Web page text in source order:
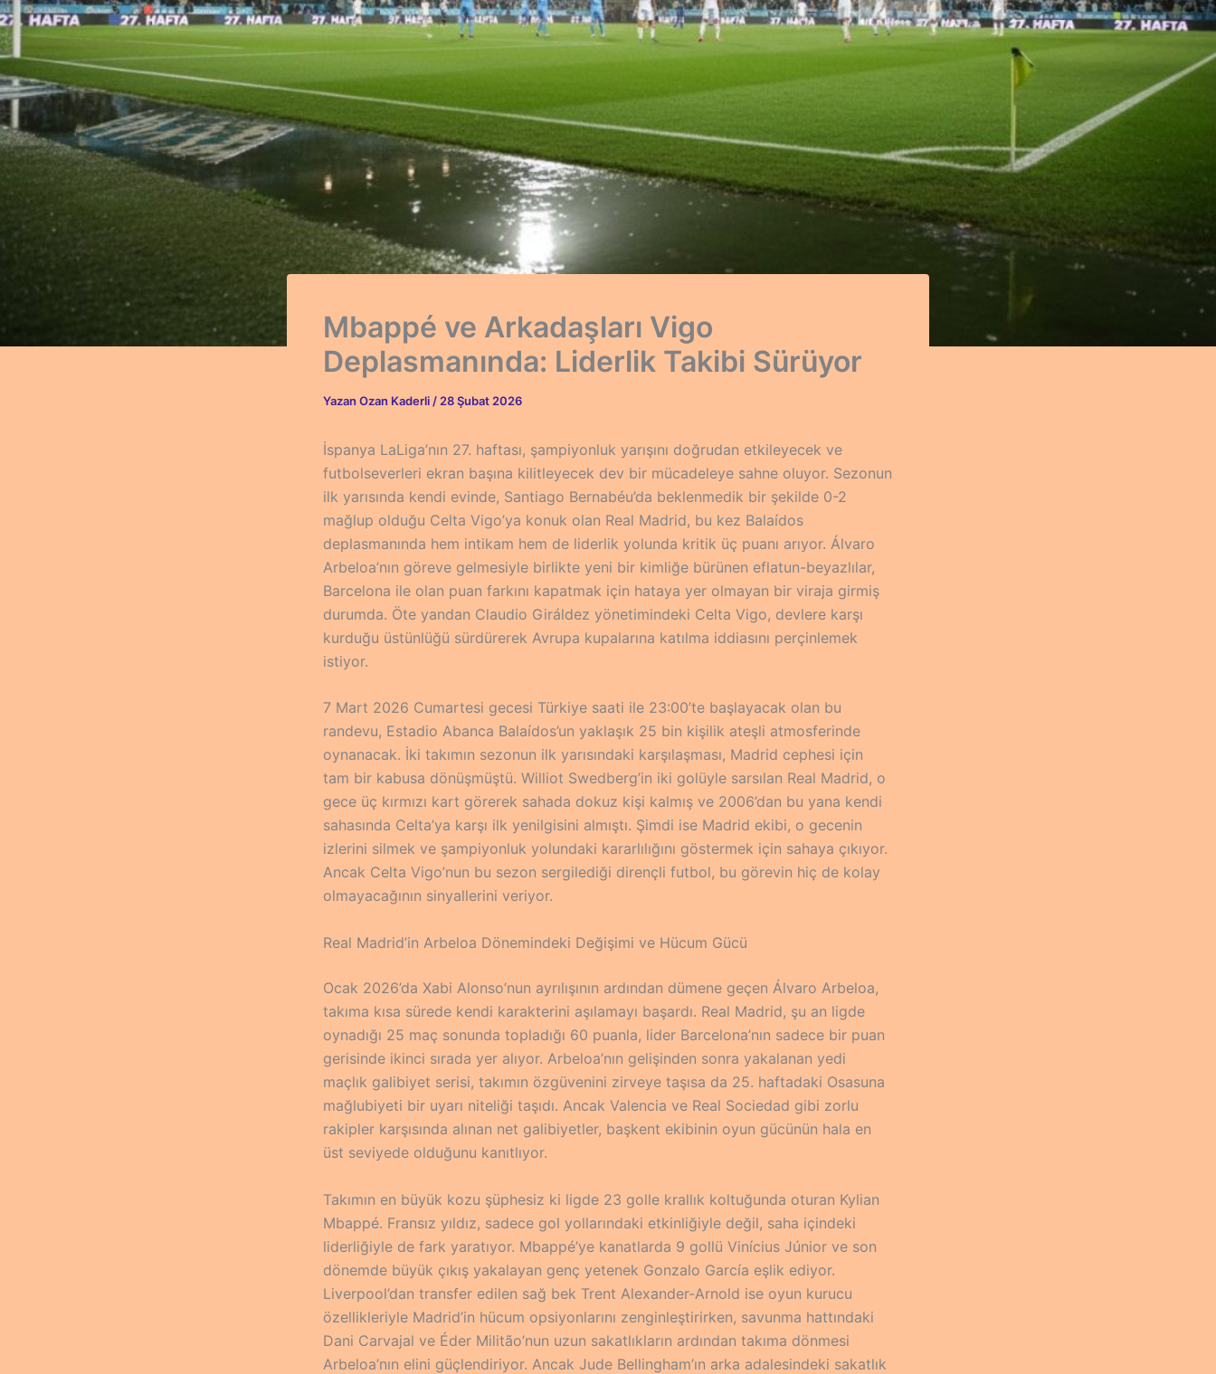
Mbappé ve Arkadaşları Vigo
Deplasmanında: Liderlik Takibi Sürüyor
Yazan Ozan Kaderli / 28 Şubat 2026
İspanya LaLiga’nın 27. haftası, şampiyonluk yarışını doğrudan etkileyecek ve
futbolseverleri ekran başına kilitleyecek dev bir mücadeleye sahne oluyor. Sezonun
ilk yarısında kendi evinde, Santiago Bernabéu’da beklenmedik bir şekilde 0-2
mağlup olduğu Celta Vigo’ya konuk olan Real Madrid, bu kez Balaídos
deplasmanında hem intikam hem de liderlik yolunda kritik üç puanı arıyor. Álvaro
Arbeloa’nın göreve gelmesiyle birlikte yeni bir kimliğe bürünen eflatun-beyazlılar,
Barcelona ile olan puan farkını kapatmak için hataya yer olmayan bir viraja girmiş
durumda. Öte yandan Claudio Giráldez yönetimindeki Celta Vigo, devlere karşı
kurduğu üstünlüğü sürdürerek Avrupa kupalarına katılma iddiasını perçinlemek
istiyor.
7 Mart 2026 Cumartesi gecesi Türkiye saati ile 23:00’te başlayacak olan bu
randevu, Estadio Abanca Balaídos’un yaklaşık 25 bin kişilik ateşli atmosferinde
oynanacak. İki takımın sezonun ilk yarısındaki karşılaşması, Madrid cephesi için
tam bir kabusa dönüşmüştü. Williot Swedberg’in iki golüyle sarsılan Real Madrid, o
gece üç kırmızı kart görerek sahada dokuz kişi kalmış ve 2006’dan bu yana kendi
sahasında Celta’ya karşı ilk yenilgisini almıştı. Şimdi ise Madrid ekibi, o gecenin
izlerini silmek ve şampiyonluk yolundaki kararlılığını göstermek için sahaya çıkıyor.
Ancak Celta Vigo’nun bu sezon sergilediği dirençli futbol, bu görevin hiç de kolay
olmayacağının sinyallerini veriyor.
Real Madrid’in Arbeloa Dönemindeki Değişimi ve Hücum Gücü
Ocak 2026’da Xabi Alonso’nun ayrılışının ardından dümene geçen Álvaro Arbeloa,
takıma kısa sürede kendi karakterini aşılamayı başardı. Real Madrid, şu an ligde
oynadığı 25 maç sonunda topladığı 60 puanla, lider Barcelona’nın sadece bir puan
gerisinde ikinci sırada yer alıyor. Arbeloa’nın gelişinden sonra yakalanan yedi
maçlık galibiyet serisi, takımın özgüvenini zirveye taşısa da 25. haftadaki Osasuna
mağlubiyeti bir uyarı niteliği taşıdı. Ancak Valencia ve Real Sociedad gibi zorlu
rakipler karşısında alınan net galibiyetler, başkent ekibinin oyun gücünün hala en
üst seviyede olduğunu kanıtlıyor.
Takımın en büyük kozu şüphesiz ki ligde 23 golle krallık koltuğunda oturan Kylian
Mbappé. Fransız yıldız, sadece gol yollarındaki etkinliğiyle değil, saha içindeki
liderliğiyle de fark yaratıyor. Mbappé’ye kanatlarda 9 gollü Vinícius Júnior ve son
dönemde büyük çıkış yakalayan genç yetenek Gonzalo García eşlik ediyor.
Liverpool’dan transfer edilen sağ bek Trent Alexander-Arnold ise oyun kurucu
özellikleriyle Madrid’in hücum opsiyonlarını zenginleştirirken, savunma hattındaki
Dani Carvajal ve Éder Militão’nun uzun sakatlıkların ardından takıma dönmesi
Arbeloa’nın elini güçlendiriyor. Ancak Jude Bellingham’ın arka adalesindeki sakatlık